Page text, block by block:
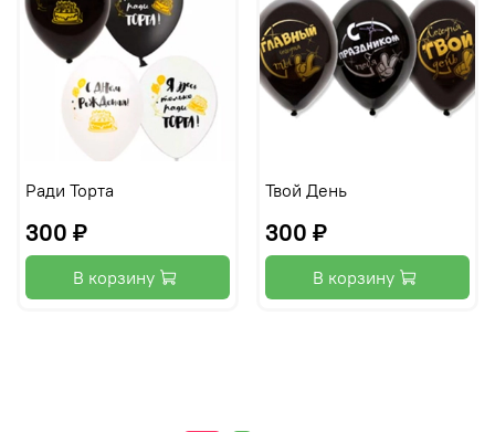
Ради Торта
300 ₽
В корзину
Твой День
300 ₽
В корзину